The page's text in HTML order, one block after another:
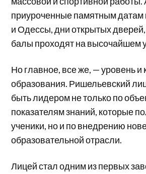
приуроченные памятным датам
и Одессы, дни открытых
балы проходят на высочайшем
Но главное, все же, — уровень и
образования. Ришельевский
быть лидером не только по
показателям знаний, которые
ученики, но и по внедрению
образовательной отрасли.
Лицей стал одним из первых